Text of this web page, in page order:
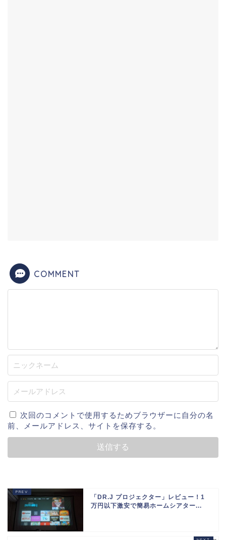
COMMENT
次回のコメントで使用するためブラウザーに自分の名
前、メールアドレス、サイトを保存する。
「DR.J プロジェクター」レビュー！1
万円以下激安で簡易ホームシアター...